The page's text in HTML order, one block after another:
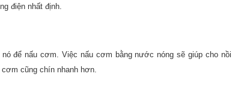
điện nhất định.
để nấu cơm. Việc nấu cơm bằng nước nóng sẽ giúp cho nồi
cũng chín nhanh hơn.